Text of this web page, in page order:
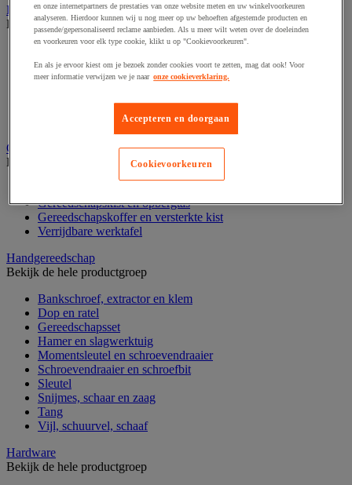
Elektrische toebehoren en verlichting
Bekijk de hele productgroep
Batterij, oplader en kabel
Elektrische kabel
Verlengsnoer, stekkerdoos en kapelhaspel
Wandcontactdoos en schakelaar
Gereedschap opbergen
Bekijk de hele productgroep
Gereedschapskist en opbergtas
Gereedschapskoffer en versterkte kist
Verrijdbare werktafel
Handgereedschap
Bekijk de hele productgroep
Bankschroef, extractor en klem
Dop en ratel
Gereedschapsset
Hamer en slagwerktuig
Momentsleutel en schroevendraaier
Schroevendraaier en schroefbit
Sleutel
Snijmes, schaar en zaag
Tang
Vijl, schuurvel, schaaf
Hardware
Bekijk de hele productgroep
en onze internetpartners de prestaties van onze website meten en uw winkelvoorkeuren
analyseren. Hierdoor kunnen wij u nog meer op uw behoeften afgestemde producten en
passende/gepersonaliseerd reclame aanbieden. Als u meer wilt weten over de doeleinden
en voorkeuren voor elk type cookie, klikt u op "Cookievoorkeuren".
En als je ervoor kiest om je bezoek zonder cookies voort te zetten, mag dat ook! Voor
meer informatie verwijzen we je naar onze cookieverklaring.
Accepteren en doorgaan
Cookievoorkeuren